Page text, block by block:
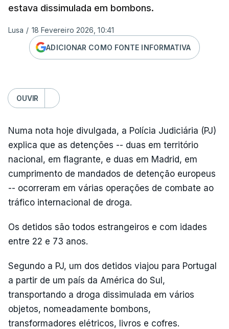
estava dissimulada em bombons.
Lusa / 18 Fevereiro 2026, 10:41
ADICIONAR COMO FONTE INFORMATIVA
OUVIR
Numa nota hoje divulgada, a Polícia Judiciária (PJ)
explica que as detenções -- duas em território
nacional, em flagrante, e duas em Madrid, em
cumprimento de mandados de detenção europeus
-- ocorreram em várias operações de combate ao
tráfico internacional de droga.
Os detidos são todos estrangeiros e com idades
entre 22 e 73 anos.
Segundo a PJ, um dos detidos viajou para Portugal
a partir de um país da América do Sul,
transportando a droga dissimulada em vários
objetos, nomeadamente bombons,
transformadores elétricos, livros e cofres.